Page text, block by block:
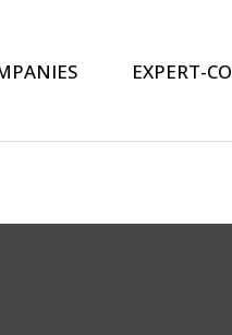
EXPERT-